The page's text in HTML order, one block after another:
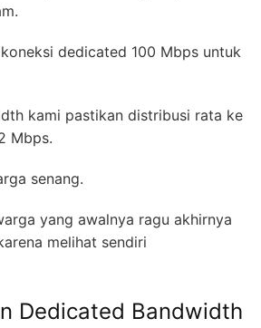
dedicated 100 Mbps untuk
kami pastikan distribusi rata ke
Mbps.
senang.
yang awalnya ragu akhirnya
melihat sendiri
Dedicated Bandwidth